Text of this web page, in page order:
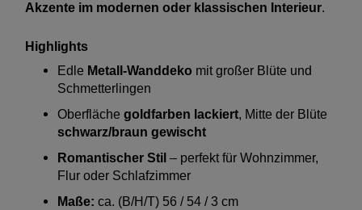
Akzente im modernen oder klassischen Interieur.
Highlights
Edle Metall-Wanddeko mit großer Blüte und
Schmetterlingen
Oberfläche goldfarben lackiert, Mitte der Blüte
schwarz/braun gewischt
Romantischer Stil – perfekt für Wohnzimmer,
Flur oder Schlafzimmer
Maße: ca. (B/H/T) 56 / 54 / 3 cm